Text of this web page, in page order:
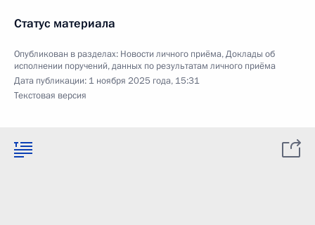
Статус материала
Опубликован в разделах: Новости личного приёма,Доклады об
исполнении поручений, данных по результатам личного приёма
Дата публикации: 1 ноября 2025 года, 15:31
Текстовая версия